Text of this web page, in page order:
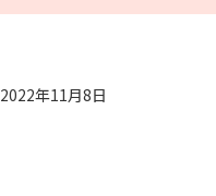
2022年11月8日